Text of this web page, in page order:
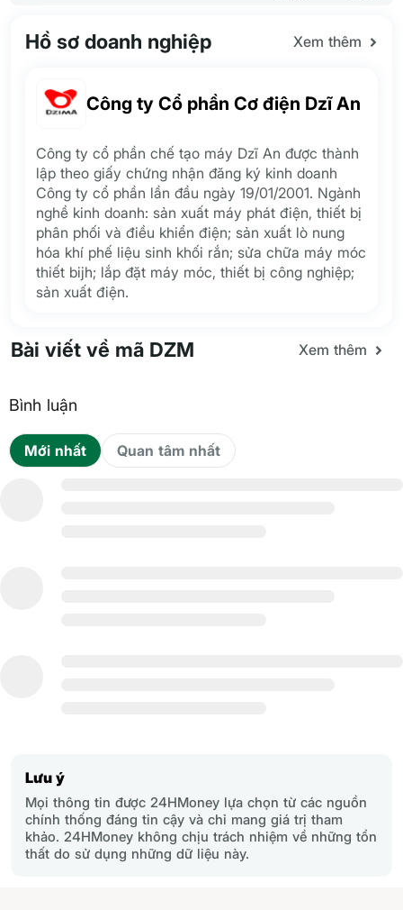
Hồ sơ doanh nghiệp Xem thêm
Công ty Cổ phần Cơ điện Dzĩ An
Công ty cổ phần chế tạo máy Dzĩ An được thành
lập theo giấy chứng nhận đăng ký kinh doanh
Công ty cổ phần lần đầu ngày 19/01/2001. Ngành
nghề kinh doanh: sản xuất máy phát điện, thiết bị
phân phối và điều khiển điện; sản xuất lò nung
hóa khí phế liệu sinh khối rắn; sửa chữa máy móc
thiết bijh; lắp đặt máy móc, thiết bị công nghiệp;
sản xuất điện.
Bài viết về mã DZM Xem thêm
Bình luận
Quan tâm nhất
Mới nhất
Lưu ý
Mọi thông tin được 24HMoney lựa chọn từ các nguồn
chính thống đáng tin cậy và chỉ mang giá trị tham
khảo. 24HMoney không chịu trách nhiệm về những tổn
thất do sử dụng những dữ liệu này.